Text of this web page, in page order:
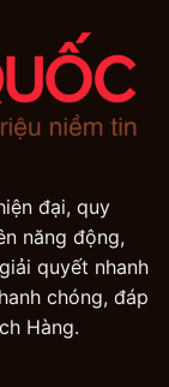
đại, quy
năng động,
quyết nhanh
chóng, đáp
Hàng.